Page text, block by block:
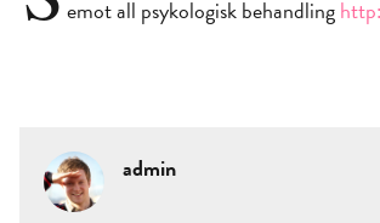
emot all psykologisk behandling
admin